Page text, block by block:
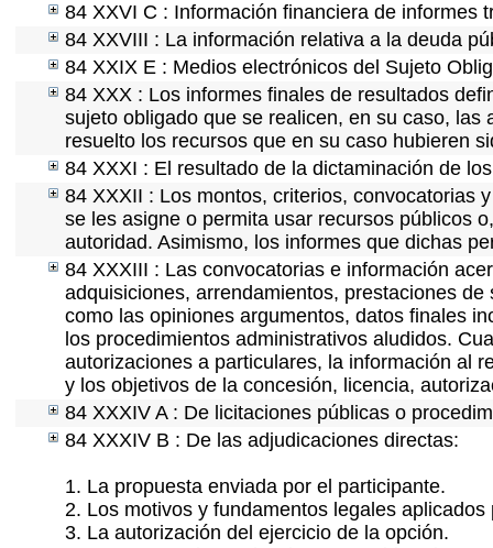
84 XXVI C : Información financiera de informes
84 XXVIII : La información relativa a la deuda
84 XXIX E : Medios electrónicos del Sujeto
84 XXX : Los informes finales de resultados
sujeto obligado que se realicen, en su caso,
resuelto los recursos que en su caso hubieren
84 XXXI : El resultado de la dictaminación de
84 XXXII : Los montos, criterios, convocatorias
se les asigne o permita usar recursos públicos
autoridad. Asimismo, los informes que dichas
84 XXXIII : Las convocatorias e información
adquisiciones, arrendamientos, prestaciones
como las opiniones argumentos, datos finales
los procedimientos administrativos aludidos.
autorizaciones a particulares, la información al
y los objetivos de la concesión, licencia,
84 XXXIV A : De licitaciones públicas o
84 XXXIV B : De las adjudicaciones directas:
1. La propuesta enviada por el participante.
2. Los motivos y fundamentos legales
3. La autorización del ejercicio de la opción.